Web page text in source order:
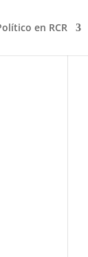
en RCR